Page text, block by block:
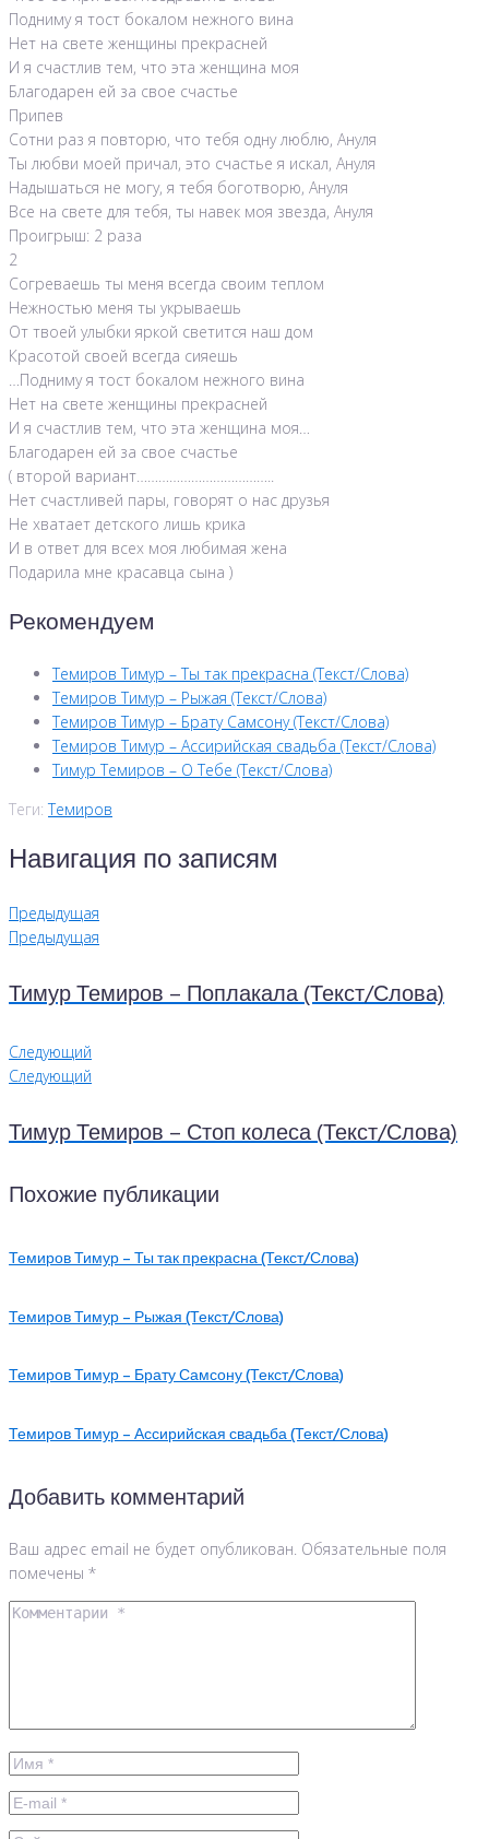
Подниму я тост бокалом нежного вина
Нет на свете женщины прекрасней
И я счастлив тем, что эта женщина моя
Благодарен ей за свое счастье
Припев
Сотни раз я повторю, что тебя одну люблю, Ануля
Ты любви моей причал, это счастье я искал, Ануля
Надышаться не могу, я тебя боготворю, Ануля
Все на свете для тебя, ты навек моя звезда, Ануля
Проигрыш: 2 раза
2
Согреваешь ты меня всегда своим теплом
Нежностью меня ты укрываешь
От твоей улыбки яркой светится наш дом
Красотой своей всегда сияешь
…Подниму я тост бокалом нежного вина
Нет на свете женщины прекрасней
И я счастлив тем, что эта женщина моя…
Благодарен ей за свое счастье
( второй вариант………………………………..
Нет счастливей пары, говорят о нас друзья
Не хватает детского лишь крика
И в ответ для всех моя любимая жена
Подарила мне красавца сына )
Рекомендуем
Темиров Тимур – Ты так прекрасна (Текст/Слова)
Темиров Тимур – Рыжая (Текст/Слова)
Темиров Тимур – Брату Самсону (Текст/Слова)
Темиров Тимур – Ассирийская свадьба (Текст/Слова)
Тимур Темиров – О Тебе (Текст/Слова)
Теги:Темиров
Навигация по записям
Предыдущая
Предыдущая
Тимур Темиров – Поплакала (Текст/Слова)
Следующий
Следующий
Тимур Темиров – Стоп колеса (Текст/Слова)
Похожие публикации
Темиров Тимур – Ты так прекрасна (Текст/Слова)
Темиров Тимур – Рыжая (Текст/Слова)
Темиров Тимур – Брату Самсону (Текст/Слова)
Темиров Тимур – Ассирийская свадьба (Текст/Слова)
Добавить комментарий
Ваш адрес email не будет опубликован. Обязательные поля
помечены *